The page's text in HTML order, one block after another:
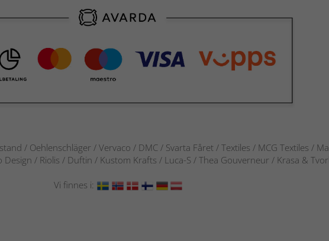
/ Oehlenschläger / Vervaco / DMC / Svarta Fåret / Textiles / MCG Textiles /
Design / Riolis / Duftin / Kustom Krafts / Luca-S / Thea Gouverneur / Krasa &
Vi finnes i: